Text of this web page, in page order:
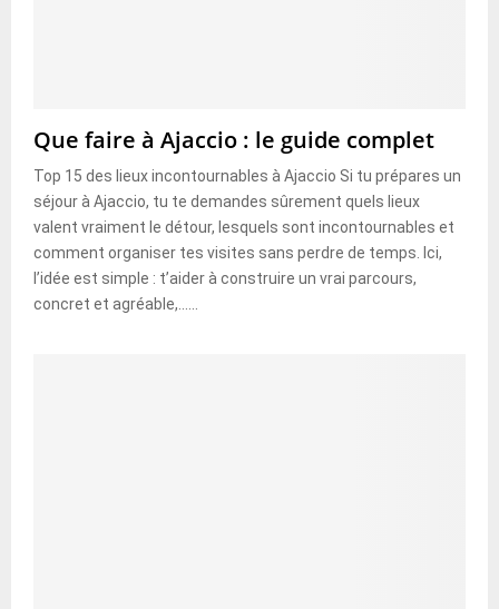
Que faire à Ajaccio : le guide complet
Top 15 des lieux incontournables à Ajaccio Si tu prépares un
séjour à Ajaccio, tu te demandes sûrement quels lieux
valent vraiment le détour, lesquels sont incontournables et
comment organiser tes visites sans perdre de temps. Ici,
l’idée est simple : t’aider à construire un vrai parcours,
concret et agréable,......